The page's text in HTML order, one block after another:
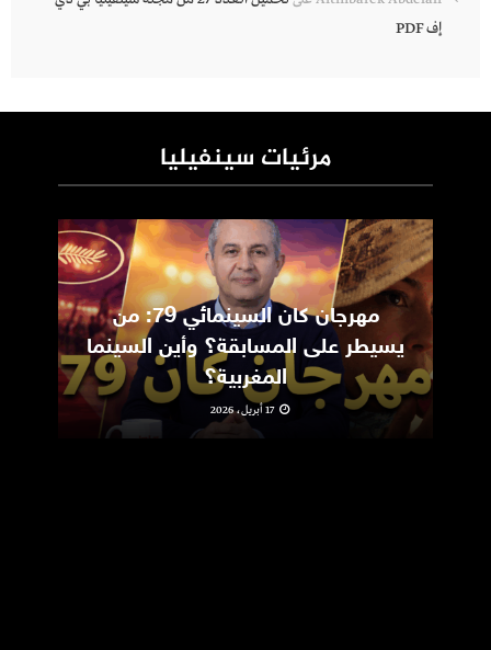
إف PDF
مرئيات سينفيليا
مهرجان كان السينمائي 79: من
يسيطر على المسابقة؟ وأين السينما
المغربية؟
17 أبريل، 2026